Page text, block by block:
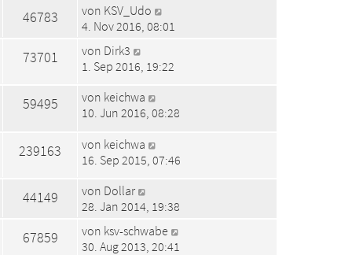
46783 von KSV_Udo
4. Nov 2016, 08:01
73701 von Dirk3
1. Sep 2016, 19:22
59495 von keichwa
10. Jun 2016, 08:28
239163 von keichwa
16. Sep 2015, 07:46
44149 von Dollar
28. Jan 2014, 19:38
67859 von ksv-schwabe
30. Aug 2013, 20:41